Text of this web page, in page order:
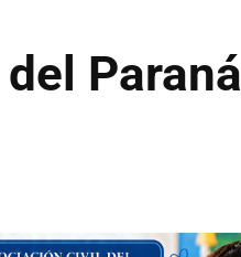
Paraná